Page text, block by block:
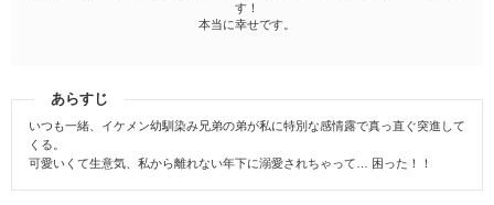
す！
本当に幸せです。
あらすじ
いつも一緒、イケメン幼馴染み兄弟の弟が私に特別な感情露で真っ直ぐ突進して
くる。
可愛いくて生意気、私から離れない年下に溺愛されちゃって… 困った！！